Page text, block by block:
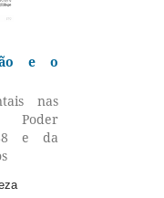
e o
nas
Poder
e da